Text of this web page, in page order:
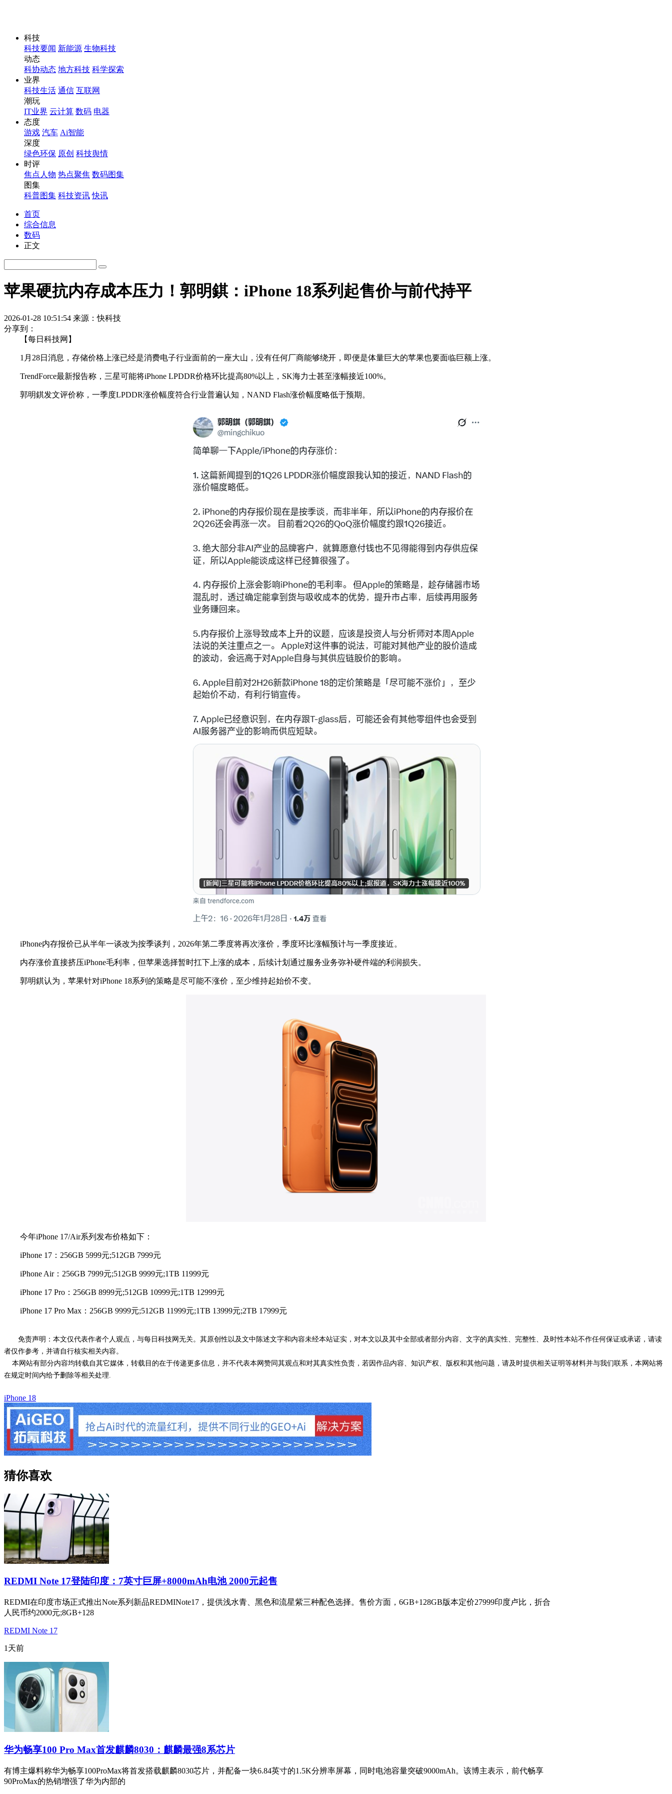
科技
科技要闻 新能源 生物科技
动态
科协动态 地方科技 科学探索
业界
科技生活 通信 互联网
潮玩
IT业界 云计算 数码 电器
态度
游戏 汽车 Ai智能
深度
绿色环保 原创 科技舆情
时评
焦点人物 热点聚焦 数码图集
图集
科普图集 科技资讯 快讯
首页
综合信息
数码
正文
苹果硬抗内存成本压力！郭明錤：iPhone 18系列起售价与前代持平
2026-01-28 10:51:54 来源：快科技
分享到：
【每日科技网】
1月28日消息，存储价格上涨已经是消费电子行业面前的一座大山，没有任何厂商能够绕开，即便是体量巨大的苹果也要面临巨额上涨。
TrendForce最新报告称，三星可能将iPhone LPDDR价格环比提高80%以上，SK海力士甚至涨幅接近100%。
郭明錤发文评价称，一季度LPDDR涨价幅度符合行业普遍认知，NAND Flash涨价幅度略低于预期。
iPhone内存报价已从半年一谈改为按季谈判，2026年第二季度将再次涨价，季度环比涨幅预计与一季度接近。
内存涨价直接挤压iPhone毛利率，但苹果选择暂时扛下上涨的成本，后续计划通过服务业务弥补硬件端的利润损失。
郭明錤认为，苹果针对iPhone 18系列的策略是尽可能不涨价，至少维持起始价不变。
今年iPhone 17/Air系列发布价格如下：
iPhone 17：256GB 5999元;512GB 7999元
iPhone Air：256GB 7999元;512GB 9999元;1TB 11999元
iPhone 17 Pro：256GB 8999元;512GB 10999元;1TB 12999元
iPhone 17 Pro Max：256GB 9999元;512GB 11999元;1TB 13999元;2TB 17999元
免责声明：本文仅代表作者个人观点，与每日科技网无关。其原创性以及文中陈述文字和内容未经本站证实，对本文以及其中全部或者部分内容、文字的真实性、完整性、及时性本站不作任何保证或承诺，请读
者仅作参考，并请自行核实相关内容。
本网站有部分内容均转载自其它媒体，转载目的在于传递更多信息，并不代表本网赞同其观点和对其真实性负责，若因作品内容、知识产权、版权和其他问题，请及时提供相关证明等材料并与我们联系，本网站将
在规定时间内给予删除等相关处理.
iPhone 18
猜你喜欢
REDMI Note 17登陆印度：7英寸巨屏+8000mAh电池 2000元起售
REDMI在印度市场正式推出Note系列新品REDMINote17，提供浅水青、黑色和流星紫三种配色选择。售价方面，6GB+128GB版本定价27999印度卢比，折合
人民币约2000元;8GB+128
REDMI Note 17
1天前
华为畅享100 Pro Max首发麒麟8030：麒麟最强8系芯片
有博主爆料称华为畅享100ProMax将首发搭载麒麟8030芯片，并配备一块6.84英寸的1.5K分辨率屏幕，同时电池容量突破9000mAh。该博主表示，前代畅享
90ProMax的热销增强了华为内部的